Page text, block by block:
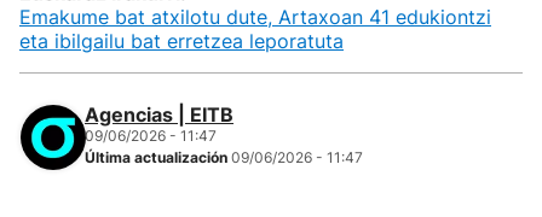
Emakume bat atxilotu dute, Artaxoan 41 edukiontzi
eta ibilgailu bat erretzea leporatuta
Agencias | EITB
09/06/2026 - 11:47
Última actualización 09/06/2026 - 11:47